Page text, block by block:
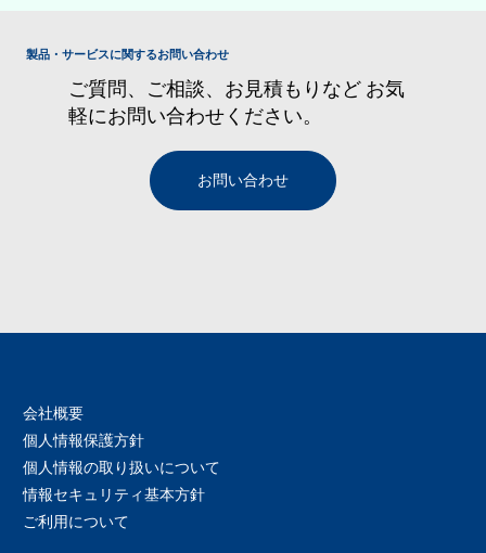
製品・サービスに関するお問い合わせ
ご質問、ご相談、お見積もりなど お気
軽にお問い合わせください。
お問い合わせ
会社概要
個人情報保護方針
個人情報の取り扱いについて
情報セキュリティ基本方針
ご利用について